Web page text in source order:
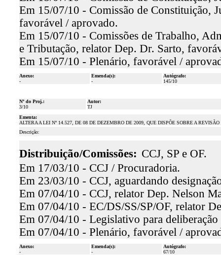
Em 15/07/10 - Comissão de Constituição,
favorável / aprovado.
Em 15/07/10 - Comissões de Trabalho,
e Tributação, relator Dep. Dr. Sarto,
Em 15/07/10 - Plenário, favorável /
Anexo:
-
Emenda(s):
-
Autógrafo:
145/10
Nº do Proj.:
3/10
Autor:
TJ
Ementa:
ALTERA A LEI Nº 14.527, DE 08 DE DEZEMBRO DE 2009, QUE DISPÕE SOBRE A
Descrição:
Distribuição/Comissões: CCJ, SP e OF.
Em 17/03/10 - CCJ / Procuradoria.
Em 23/03/10 - CCJ, aguardando
Em 07/04/10 - CCJ, relator Dep. Nelson
Em 07/04/10 - EC/DS/SS/SP/OF, relator
Em 07/04/10 - Legislativo para
Em 07/04/10 - Plenário, favorável /
Anexo:
-
Emenda(s):
-
Autógrafo:
67/10